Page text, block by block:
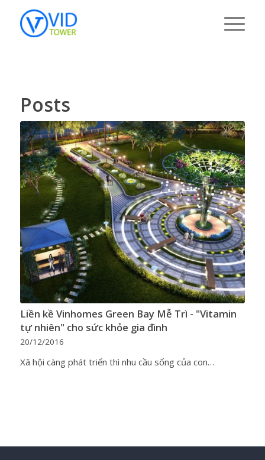
Posts
Liền kề Vinhomes Green Bay Mễ Trì - "Vitamin
tự nhiên" cho sức khỏe gia đình
20/12/2016
Xã hội càng phát triển thì nhu cầu sống của con…